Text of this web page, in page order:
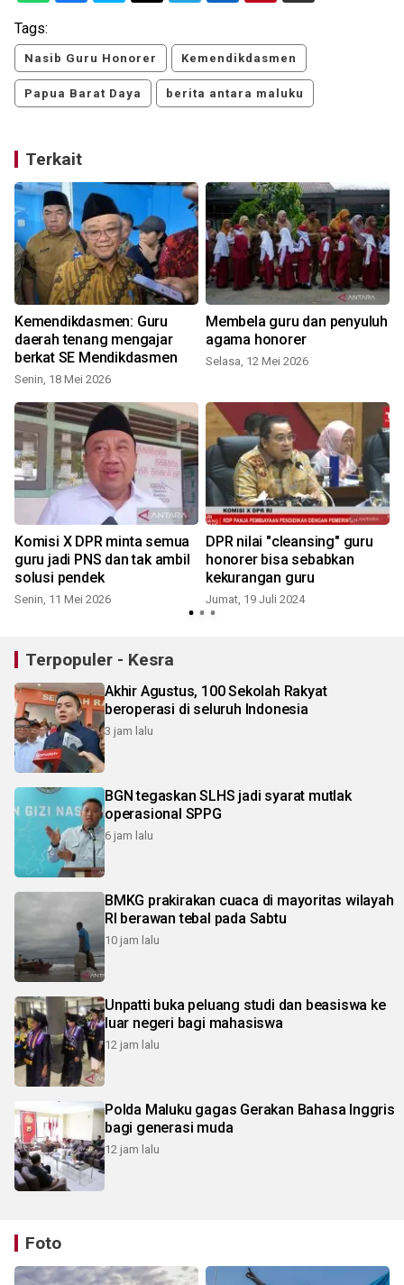
Tags:
Nasib Guru Honorer Kemendikdasmen
Papua Barat Daya berita antara maluku
Terkait
Kemendikdasmen: Guru
daerah tenang mengajar
berkat SE Mendikdasmen
Senin, 18 Mei 2026
Membela guru dan penyuluh
agama honorer
Selasa, 12 Mei 2026
Komisi X DPR minta semua
guru jadi PNS dan tak ambil
solusi pendek
Senin, 11 Mei 2026
DPR nilai "cleansing" guru
honorer bisa sebabkan
kekurangan guru
Jumat, 19 Juli 2024
Terpopuler - Kesra
Akhir Agustus, 100 Sekolah Rakyat
beroperasi di seluruh Indonesia
3 jam lalu
BGN tegaskan SLHS jadi syarat mutlak
operasional SPPG
6 jam lalu
BMKG prakirakan cuaca di mayoritas wilayah
RI berawan tebal pada Sabtu
10 jam lalu
Unpatti buka peluang studi dan beasiswa ke
luar negeri bagi mahasiswa
12 jam lalu
Polda Maluku gagas Gerakan Bahasa Inggris
bagi generasi muda
12 jam lalu
Foto